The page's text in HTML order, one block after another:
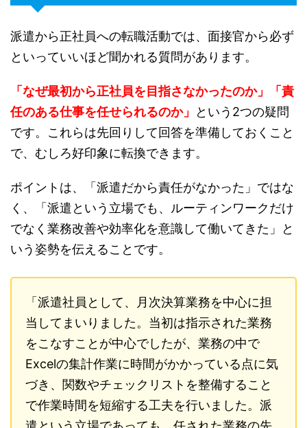
派遣から正社員への転職活動では、面接官から必ず
といっていいほど聞かれる質問があります。
「なぜ最初から正社員を目指さなかったのか」「責
任のある仕事を任せられるのか」
という2つの疑問
です。これらは先回りして回答を準備しておくこと
で、むしろ好印象に転換できます。
ポイントは、「派遣だから責任がなかった」ではな
く、「派遣という立場でも、ルーティンワークだけ
でなく業務改善や効率化を意識して働いてきた」と
いう姿勢を伝えることです。
「派遣社員として、月次決算業務を中心に担
当してまいりました。当初は指示された業務
をこなすことが中心でしたが、業務の中で
Excelの集計作業に時間がかかっている点に気
づき、関数やチェックリストを整備すること
で作業時間を短縮する工夫を行いました。派